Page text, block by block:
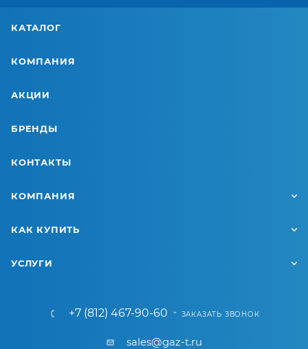
КАТАЛОГ
КОМПАНИЯ
АКЦИИ
БРЕНДЫ
КОНТАКТЫ
КОМПАНИЯ
КАК КУПИТЬ
УСЛУГИ
+7 (812) 467-90-60 ЗАКАЗАТЬ ЗВОНОК
sales@gaz-t.ru